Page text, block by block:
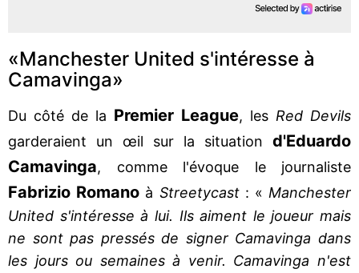
«Manchester United s'intéresse à
Camavinga»
Du côté de la Premier League, les Red Devils
garderaient un œil sur la situation d'Eduardo
Camavinga, comme l'évoque le journaliste
Fabrizio Romano à Streetycast: « Manchester
United s'intéresse à lui. Ils aiment le joueur mais
ne sont pas pressés de signer Camavinga dans
les jours ou semaines à venir. Camavinga n'est